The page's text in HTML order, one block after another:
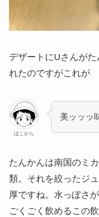
デザートにUさんが
れたのですがこれが
ほこから
美ッッッ
たんかんは南国のミ
類。それを絞ったジ
厚ですね。水っぽさ
ごくごく飲めるこの